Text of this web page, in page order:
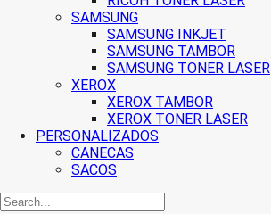
SAMSUNG
SAMSUNG INKJET
SAMSUNG TAMBOR
SAMSUNG TONER LASER
XEROX
XEROX TAMBOR
XEROX TONER LASER
PERSONALIZADOS
CANECAS
SACOS